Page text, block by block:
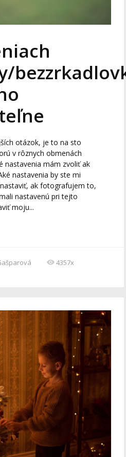
otázok, je to na sto
v rôznych obmenách
nastavenia mám zvoliť ak
nastavenia by ste mi
ak fotografujem to,
nastavenú pri tejto
moju...
4357x